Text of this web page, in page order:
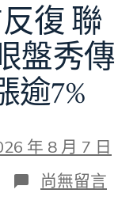
復 聯
盤秀傳
逾7%
年 8 月 7 日
在
〈周
尚無留言